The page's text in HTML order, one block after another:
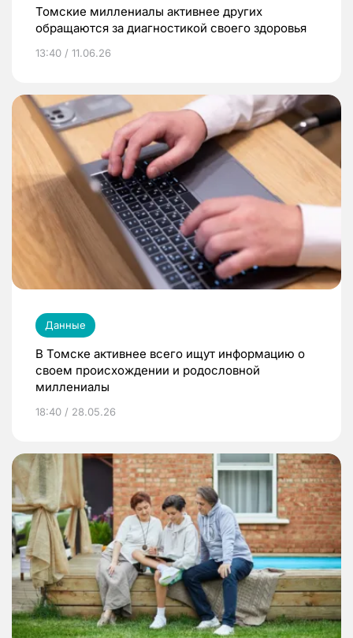
Томские миллениалы активнее других
обращаются за диагностикой своего здоровья
13:40 / 11.06.26
Данные
В Томске активнее всего ищут информацию о
своем происхождении и родословной
миллениалы
18:40 / 28.05.26